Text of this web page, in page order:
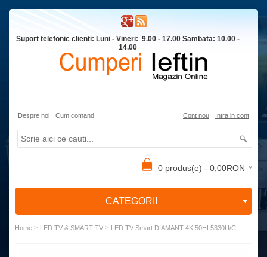
Suport telefonic clienti: Luni - Vineri: 9.00 - 17.00 Sambata: 10.00 -
14.00
Despre noi Cum comand Cont nou Intra in cont
0 produs(e) - 0,00RON
CATEGORII
Home > LED TV & SMART TV > LED TV Smart DIAMANT 4K 50HL5330U/C